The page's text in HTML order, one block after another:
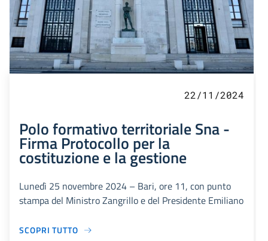
22/11/2024
Polo formativo territoriale Sna -
Firma Protocollo per la
costituzione e la gestione
Lunedì 25 novembre 2024 – Bari, ore 11, con punto
stampa del Ministro Zangrillo e del Presidente Emiliano
SCOPRI TUTTO